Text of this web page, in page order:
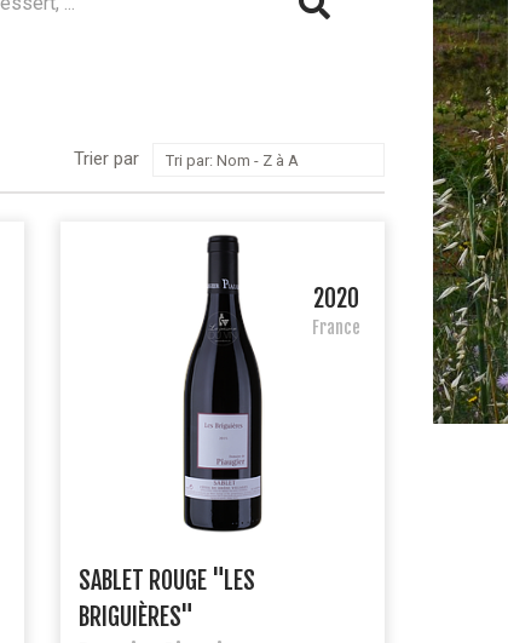
Trier par Tri par: Nom - Z à A
2020
France
SABLET ROUGE "LES
BRIGUIÈRES"